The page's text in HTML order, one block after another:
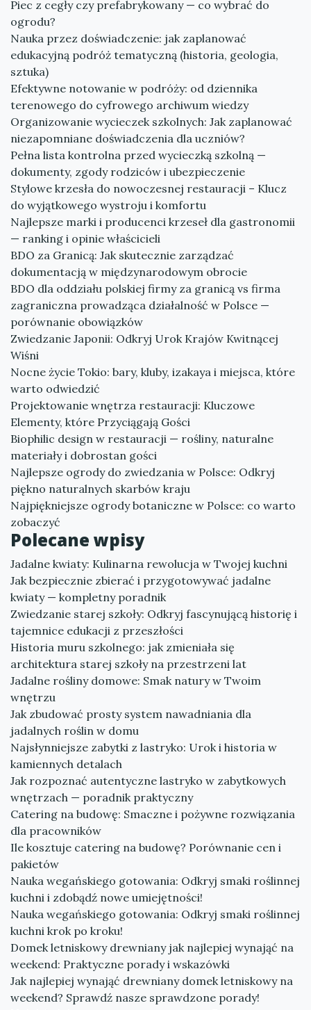
Piec z cegły czy prefabrykowany — co wybrać do
ogrodu?
Nauka przez doświadczenie: jak zaplanować
edukacyjną podróż tematyczną (historia, geologia,
sztuka)
Efektywne notowanie w podróży: od dziennika
terenowego do cyfrowego archiwum wiedzy
Organizowanie wycieczek szkolnych: Jak zaplanować
niezapomniane doświadczenia dla uczniów?
Pełna lista kontrolna przed wycieczką szkolną —
dokumenty, zgody rodziców i ubezpieczenie
Stylowe krzesła do nowoczesnej restauracji – Klucz
do wyjątkowego wystroju i komfortu
Najlepsze marki i producenci krzeseł dla gastronomii
— ranking i opinie właścicieli
BDO za Granicą: Jak skutecznie zarządzać
dokumentacją w międzynarodowym obrocie
BDO dla oddziału polskiej firmy za granicą vs firma
zagraniczna prowadząca działalność w Polsce —
porównanie obowiązków
Zwiedzanie Japonii: Odkryj Urok Krajów Kwitnącej
Wiśni
Nocne życie Tokio: bary, kluby, izakaya i miejsca, które
warto odwiedzić
Projektowanie wnętrza restauracji: Kluczowe
Elementy, które Przyciągają Gości
Biophilic design w restauracji — rośliny, naturalne
materiały i dobrostan gości
Najlepsze ogrody do zwiedzania w Polsce: Odkryj
piękno naturalnych skarbów kraju
Najpiękniejsze ogrody botaniczne w Polsce: co warto
zobaczyć
Polecane wpisy
Jadalne kwiaty: Kulinarna rewolucja w Twojej kuchni
Jak bezpiecznie zbierać i przygotowywać jadalne
kwiaty — kompletny poradnik
Zwiedzanie starej szkoły: Odkryj fascynującą historię i
tajemnice edukacji z przeszłości
Historia muru szkolnego: jak zmieniała się
architektura starej szkoły na przestrzeni lat
Jadalne rośliny domowe: Smak natury w Twoim
wnętrzu
Jak zbudować prosty system nawadniania dla
jadalnych roślin w domu
Najsłynniejsze zabytki z lastryko: Urok i historia w
kamiennych detalach
Jak rozpoznać autentyczne lastryko w zabytkowych
wnętrzach — poradnik praktyczny
Catering na budowę: Smaczne i pożywne rozwiązania
dla pracowników
Ile kosztuje catering na budowę? Porównanie cen i
pakietów
Nauka wegańskiego gotowania: Odkryj smaki roślinnej
kuchni i zdobądź nowe umiejętności!
Nauka wegańskiego gotowania: Odkryj smaki roślinnej
kuchni krok po kroku!
Domek letniskowy drewniany jak najlepiej wynająć na
weekend: Praktyczne porady i wskazówki
Jak najlepiej wynająć drewniany domek letniskowy na
weekend? Sprawdź nasze sprawdzone porady!